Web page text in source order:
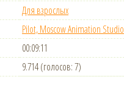
Для взрослых
Pilot, Moscow Animation Studio
00:09:11
9.714 (голосов: 7)